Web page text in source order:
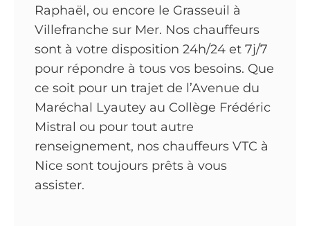
Raphaël, ou encore le Grasseuil à
Villefranche sur Mer. Nos chauffeurs
sont à votre disposition 24h/24 et 7j/7
pour répondre à tous vos besoins. Que
ce soit pour un trajet de l’Avenue du
Maréchal Lyautey au Collège Frédéric
Mistral ou pour tout autre
renseignement, nos chauffeurs VTC à
Nice sont toujours prêts à vous
assister.